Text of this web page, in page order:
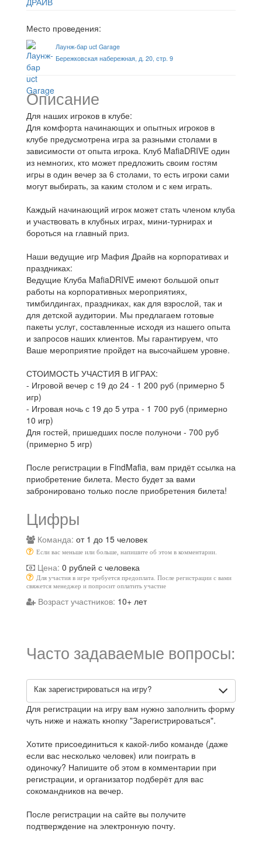
Место проведения:
Лаунж-бар uct Garage
Бережковская набережная, д. 20, стр. 9
Описание
Для наших игроков в клубе:
Для комфорта начинающих и опытных игроков в
клубе предусмотрена игра за разными столами в
зависимости от опыта игрока. Клуб MafiaDRIVE один
из немногих, кто может предложить своим гостям
игры в один вечер за 6 столами, то есть игроки сами
могут выбирать, за каким столом и с кем играть.
Каждый начинающий игрок может стать членом клуба
и участвовать в клубных играх, мини-турнирах и
бороться на главный приз.
Наши ведущие игр Мафия Драйв на корпоративах и
праздниках:
Ведущие Клуба MafiaDRIVE имеют большой опыт
работы на корпоративных мероприятиях,
тимбилдингах, праздниках, как для взрослой, так и
для детской аудитории. Мы предлагаем готовые
пакеты услуг, составленные исходя из нашего опыта
и запросов наших клиентов. Мы гарантируем, что
Ваше мероприятие пройдет на высочайшем уровне.
СТОИМОСТЬ УЧАСТИЯ В ИГРАХ:
- Игровой вечер с 19 до 24 - 1 200 руб (примерно 5
игр)
- Игровая ночь с 19 до 5 утра - 1 700 руб (примерно
10 игр)
Для гостей, пришедших после полуночи - 700 руб
(примерно 5 игр)
После регистрации в FindMafia, вам придёт ссылка на
приобретение билета. Место будет за вами
забронировано только после приобретения билета!
Цифры
Команда: от 1 до 15 человек
Если вас меньше или больше, напишите об этом в комментарии.
Цена: 0 рублей с человека
Для участия в игре требуется предоплата. После регистрации с вами
свяжется менеджер и попросит оплатить участие
Возраст участников: 10+ лет
Часто задаваемые вопросы:
Как зарегистрироваться на игру?
Для регистрации на игру вам нужно заполнить форму
чуть ниже и нажать кнопку "Зарегистрироваться".
Хотите присоединиться к какой-либо команде (даже
если вас несколько человек) или поиграть в
одиночку? Напишите об этом в комментарии при
регистрации, и организатор подберёт для вас
сокомандников на вечер.
После регистрации на сайте вы получите
подтверждение на электронную почту.